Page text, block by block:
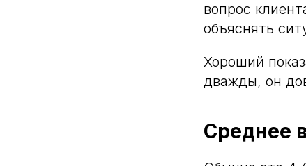
вопрос
объяснять
Хороший
дважды, он
Среднее